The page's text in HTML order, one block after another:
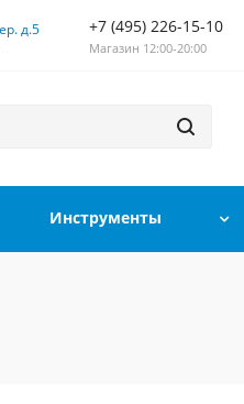
д.5
+7 (495) 226-15-10
Магазин 12:00-20:00
Инструменты